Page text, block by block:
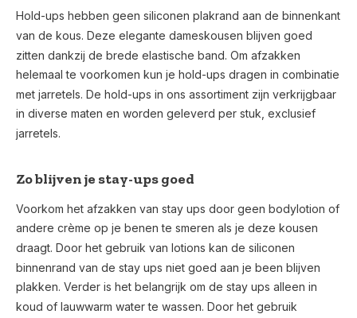
Hold-ups hebben geen siliconen plakrand aan de binnenkant
van de kous. Deze elegante dameskousen blijven goed
zitten dankzij de brede elastische band. Om afzakken
helemaal te voorkomen kun je hold-ups dragen in combinatie
met jarretels. De hold-ups in ons assortiment zijn verkrijgbaar
in diverse maten en worden geleverd per stuk, exclusief
jarretels.
Zo blijven je stay-ups goed
Voorkom het afzakken van stay ups door geen bodylotion of
andere crème op je benen te smeren als je deze kousen
draagt. Door het gebruik van lotions kan de siliconen
binnenrand van de stay ups niet goed aan je been blijven
plakken. Verder is het belangrijk om de stay ups alleen in
koud of lauwwarm water te wassen. Door het gebruik